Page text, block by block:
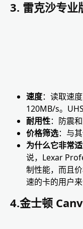
3. 雷克沙专
速度：读取速
120MB/s。
耐用性：防震
价格筛选：与
为什么它非常
说，Lexar
制性能，而且
速的卡的用户
4.金士顿